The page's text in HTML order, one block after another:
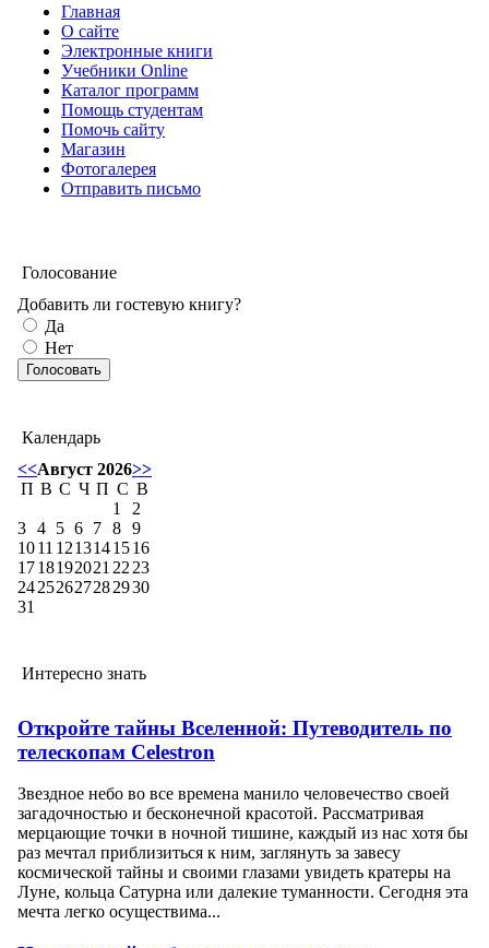
Главная
О сайте
Электронные книги
Учебники Online
Каталог программ
Помощь студентам
Помочь сайту
Магазин
Фотогалерея
Отправить письмо
Голосование
Добавить ли гостевую книгу?
Да
Нет
Календарь
<<Август 2026>>
П В С Ч П С В
1
2
3 4 5 6 7 8 9
1011 1213141516
1718192021 22 23
24252627282930
31
Интересно знать
Откройте тайны Вселенной: Путеводитель по
телескопам Celestron
Звездное небо во все времена манило человечество своей
загадочностью и бесконечной красотой. Рассматривая
мерцающие точки в ночной тишине, каждый из нас хотя бы
раз мечтал приблизиться к ним, заглянуть за завесу
космической тайны и своими глазами увидеть кратеры на
Луне, кольца Сатурна или далекие туманности. Сегодня эта
мечта легко осуществима...